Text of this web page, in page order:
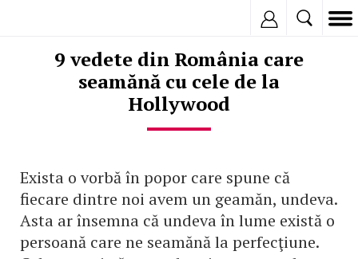
9 vedete din România care
seamănă cu cele de la
Hollywood
Exista o vorbă în popor care spune că
fiecare dintre noi avem un geamăn, undeva.
Asta ar însemna că undeva în lume există o
persoană care ne seamănă la perfecţiune.